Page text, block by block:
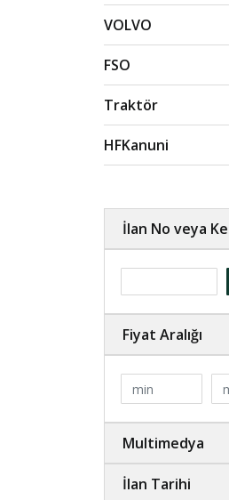
VOLVO
FSO
Traktör
HFKanuni
İlan No veya
Fiyat Aralığı
Multimedya
İlan Tarihi